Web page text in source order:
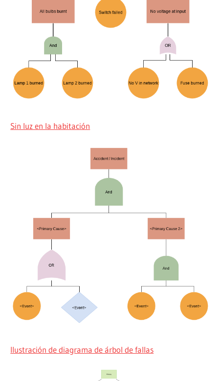
Sin luz en la habitación
Ilustración de diagrama de árbol de fallas